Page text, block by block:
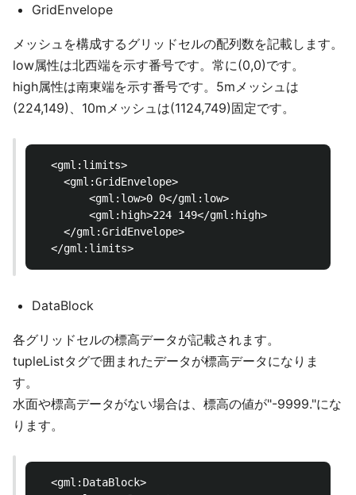
GridEnvelope
メッシュを構成するグリッドセルの配列数を記載します。
low属性は北西端を示す番号です。常に(0,0)です。
high属性は南東端を示す番号です。5mメッシュは
(224,149)、10mメッシュは(1124,749)固定です。
  <gml:limits>
DataBlock
各グリッドセルの標高データが記載されます。
tupleListタグで囲まれたデータが標高データになりま
す。
水面や標高データがない場合は、標高の値が"-9999."にな
ります。
  <gml:DataBlock>